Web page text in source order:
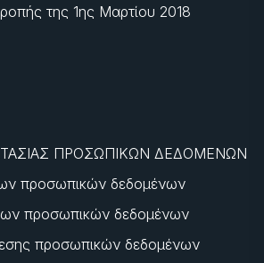
της 1ης Μαρτίου 2018
ΠΡΟΣΩΠΙΚΩΝ ΔΕΔΟΜΕΝΩΝ
προσωπικών δεδομένων
προσωπικών δεδομένων
προσωπικών δεδομένων